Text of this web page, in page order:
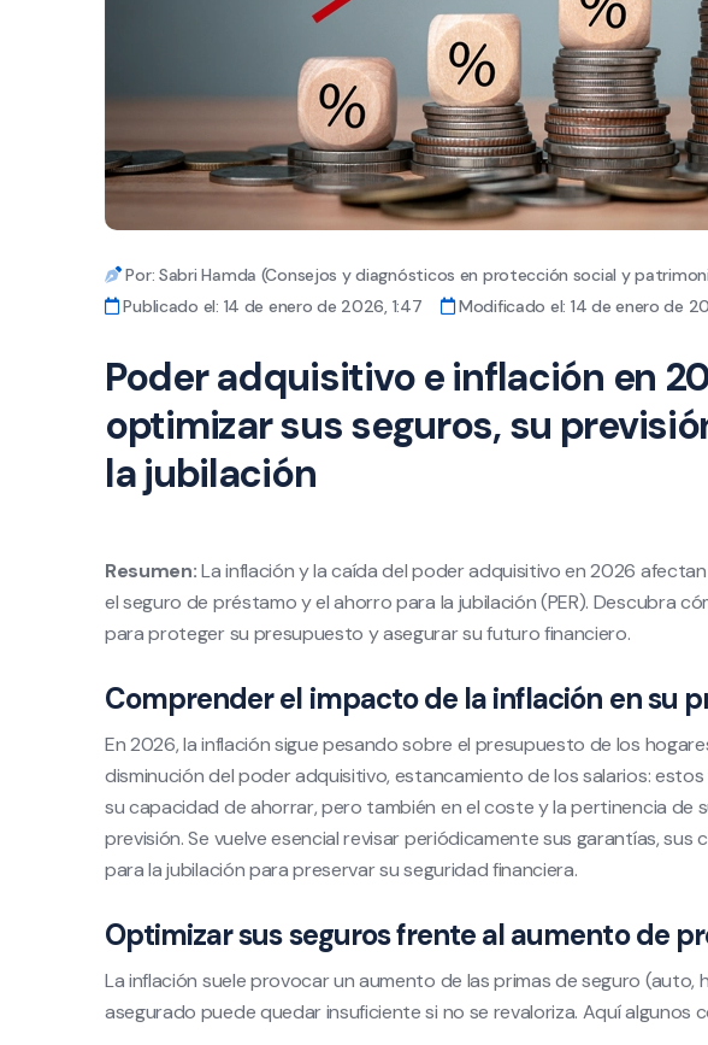
Por: Sabri Hamda (Consejos y diagnósticos en protección social y
Publicado el: 14 de enero de 2026, 1:47
Modificado el: 14 de enero de
Poder adquisitivo e inflación en
optimizar sus seguros, su
la jubilación
Resumen:La inflación y la caída del poder adquisitivo en 2026
el seguro de préstamo y el ahorro para la jubilación (PER). Descubra
para proteger su presupuesto y asegurar su futuro financiero.
Comprender el impacto de la inflación en su
En 2026, la inflación sigue pesando sobre el presupuesto de los
disminución del poder adquisitivo, estancamiento de los salarios:
su capacidad de ahorrar, pero también en el coste y la pertinencia de
previsión. Se vuelve esencial revisar periódicamente sus garantías,
para la jubilación para preservar su seguridad financiera.
Optimizar sus seguros frente al aumento de
La inflación suele provocar un aumento de las primas de seguro (auto,
asegurado puede quedar insuficiente si no se revaloriza. Aquí